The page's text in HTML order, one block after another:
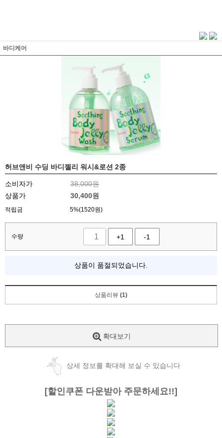
바디케어
허브앤비 수딩 바디젤리 워시&로션 2종
소비자가
38,000원
상품가
30,400원
적립금 5%(1520원)
수량 +1 -1
상품이 품절되었습니다.
상품리뷰 (1)
확대보기
상세 정보를 확대해 보실 수 있습니다
[할인쿠폰 다운받아 주문하세요!!]